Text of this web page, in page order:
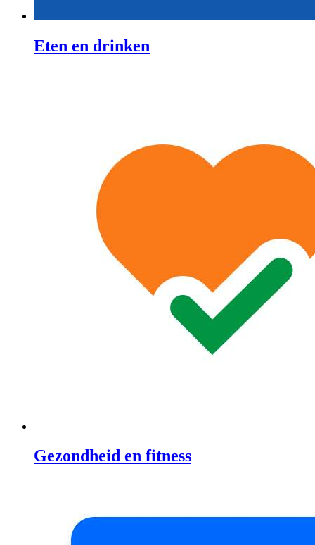
Eten en drinken
Gezondheid en fitness